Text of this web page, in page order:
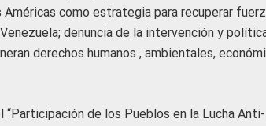
como estrategia para recuperar
denuncia de la intervención y
derechos humanos , ambientales,
de los Pueblos en la Lucha Anti-